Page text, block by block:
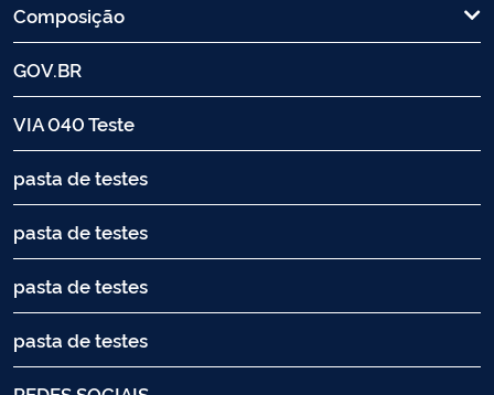
Composição
GOV.BR
VIA 040 Teste
pasta de testes
pasta de testes
pasta de testes
pasta de testes